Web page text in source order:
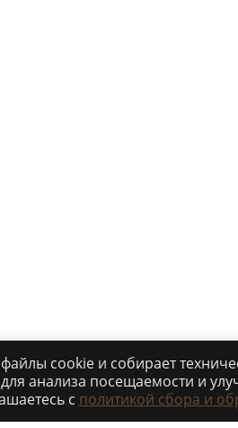
cookie и собирает
анализа посещаемости и
c политикой сбора и